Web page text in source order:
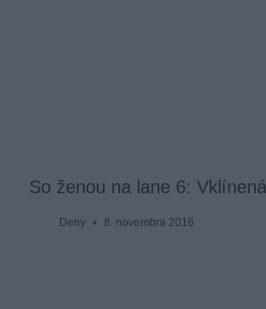
So ženou na lane 6:
Deny 8. novembra 2016